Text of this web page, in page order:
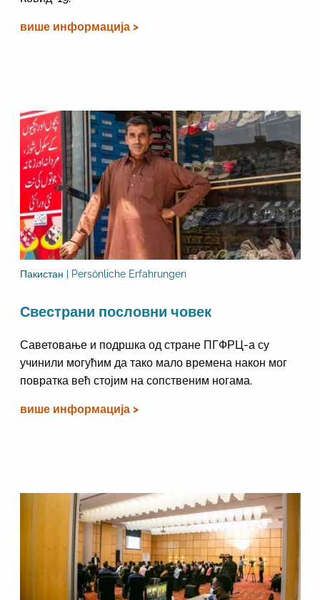
више информација >
Пакистан | Persönliche Erfahrungen
Свестрани пословни човек
Саветовање и подршка од стране ПГФРЦ-а су
учинили могућим да тако мало времена након мог
повратка већ стојим на сопственим ногама.
више информација >